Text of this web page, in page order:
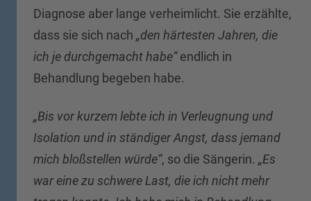
Diagnose aber lange verheimlicht. Sie erzählte,
dass sie sich nach „den härtesten Jahren, die
ich je durchgemacht habe“endlich in
Behandlung begeben habe.
„Bis vor kurzem lebte ich in Verleugnung und
Isolation und in ständiger Angst, dass jemand
mich bloßstellen würde“, so die Sängerin. „Es
war eine zu schwere Last, die ich nicht mehr